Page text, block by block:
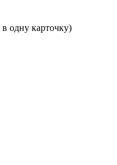
одну карточку)